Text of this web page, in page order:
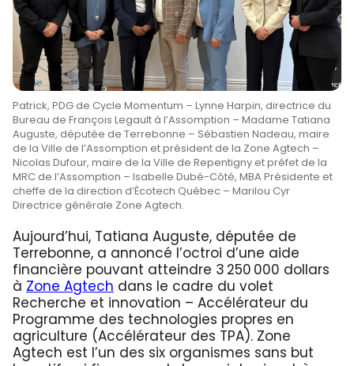
Patrick, PDG de Cycle Momentum – Lynne Harpin, directrice du
Bureau de François Legault à l’Assomption – Madame Tatiana
Auguste, députée de Terrebonne – Sébastien Nadeau, maire
de la Ville de l’Assomption et président de la Zone Agtech –
Nicolas Dufour, maire de la Ville de Repentigny et préfet de la
MRC de l’Assomption – Isabelle Dubé-Côté, MBA Présidente et
cheffe de la direction d’Écotech Québec – Marilou Cyr
Directrice générale Zone Agtech.
Aujourd’hui, Tatiana Auguste, députée de
Terrebonne, a annoncé l’octroi d’une aide
financière pouvant atteindre 3 250 000 dollars
à Zone Agtech dans le cadre du volet
Recherche et innovation – Accélérateur du
Programme des technologies propres en
agriculture (Accélérateur des TPA). Zone
Agtech est l’un des six organismes sans but